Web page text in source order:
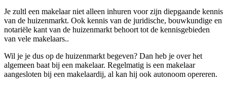
Je zultl een makelaar niet alleen inhuren voor zijn diepgaande kennis
van de huizenmarkt. Ook kennis van de juridische, bouwkundige en
notariële kant van de huizenmarkt behoort tot de kennisgebieden
van vele makelaars..
Wil je je dus op de huizenmarkt begeven? Dan heb je over het
algemeen baat bij een makelaar. Regelmatig is een makelaar
aangesloten bij een makelaardij, al kan hij ook autonoom opereren.